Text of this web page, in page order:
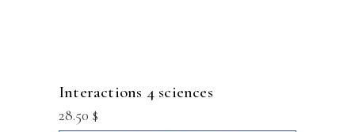
interactions 4 sciences
28.50 $